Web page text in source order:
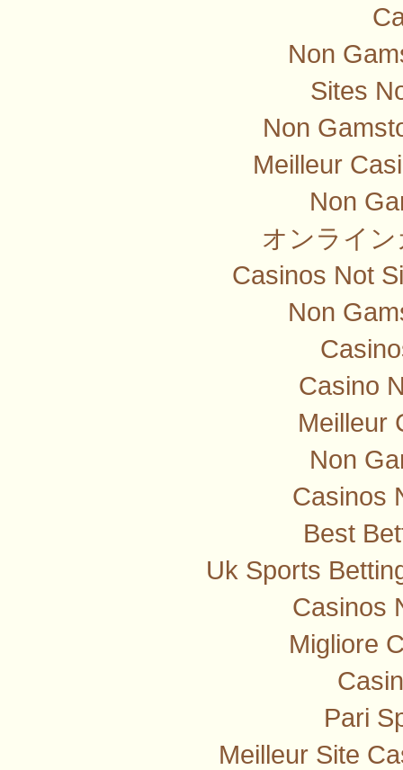
Non
Sites
Non
Meilleur
Non
オンライ
Casinos Not
Non
Casino
Meilleur
Non
Casinos
Best
Uk Sports
Casinos
Migliore
Pari
Meilleur Site